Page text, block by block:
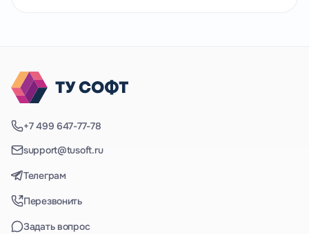
+7 499 647-77-78
support@tusoft.ru
Телеграм
Перезвонить
Задать вопрос